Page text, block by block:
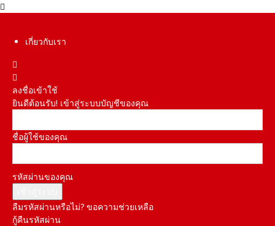
เกี่ยวกับเรา
ลงชื่อเข้าใช้
ยินดีต้อนรับ! เข้าสู่ระบบบัญชีของคุณ
ชื่อผู้ใช้ของคุณ
รหัสผ่านของคุณ
ลืมรหัสผ่านหรือไม่? ขอความช่วยเหลือ
กู้คืนรหัสผ่าน